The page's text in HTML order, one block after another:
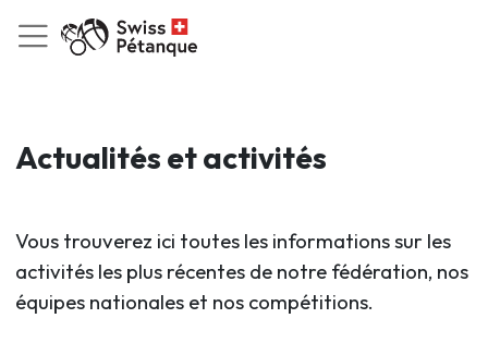
Actualités et activités
Vous trouverez ici toutes les informations sur les
activités les plus récentes de notre fédération, nos
équipes nationales et nos compétitions.